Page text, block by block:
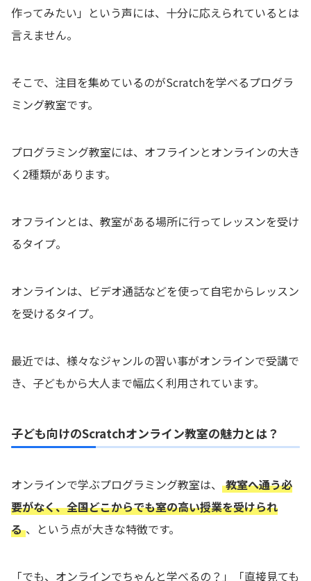
作ってみたい」という声には、十分に応えられているとは
言えません。
そこで、注目を集めているのがScratchを学べるプログラ
ミング教室です。
プログラミング教室には、オフラインとオンラインの大き
く2種類があります。
オフラインとは、教室がある場所に行ってレッスンを受け
るタイプ。
オンラインは、ビデオ通話などを使って自宅からレッスン
を受けるタイプ。
最近では、様々なジャンルの習い事がオンラインで受講で
き、子どもから大人まで幅広く利用されています。
子ども向けのScratchオンライン教室の魅力とは？
オンラインで学ぶプログラミング教室は、
教室へ通う必
要がなく、全国どこからでも室の高い授業を受けられ
る 、という点が大きな特徴です。
「でも、オンラインでちゃんと学べるの？」「直接見ても